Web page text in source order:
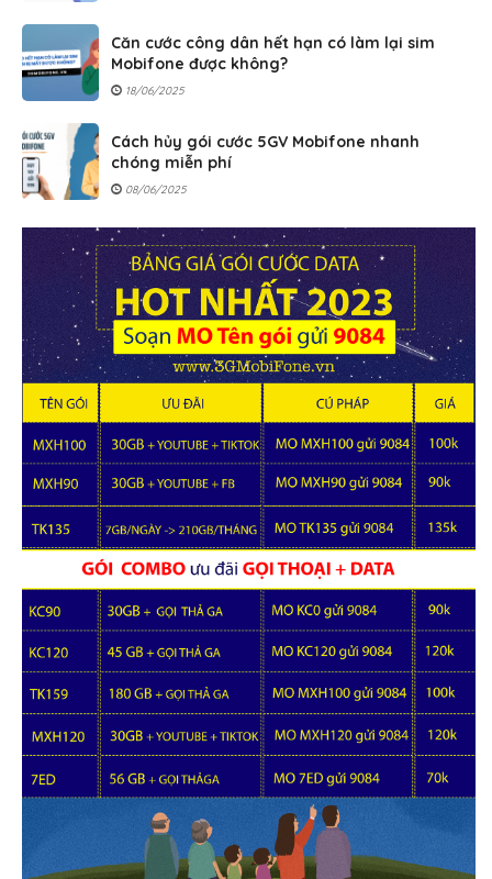
Căn cước công dân hết hạn có làm lại sim
Mobifone được không?
18/06/2025
Cách hủy gói cước 5GV Mobifone nhanh
chóng miễn phí
08/06/2025